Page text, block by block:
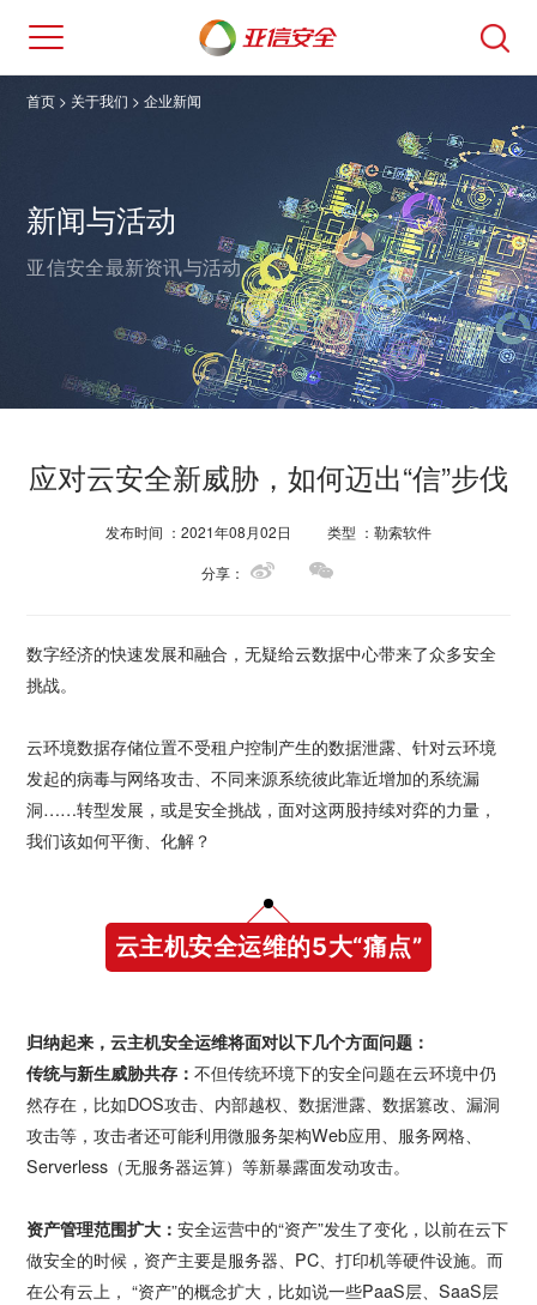
首页 > 关于我们 >企业新闻
新闻与活动
亚信安全最新资讯与活动。
应对云安全新威胁，如何迈出“信”步伐
发布时间 ：2021年08月02日
类型 ：勒索软件
分享：
数字经济的快速发展和融合，无疑给云数据中心带来了众多安全
挑战。
云环境数据存储位置不受租户控制产生的数据泄露、针对云环境
发起的病毒与网络攻击、不同来源系统彼此靠近增加的系统漏
洞……转型发展，或是安全挑战，面对这两股持续对弈的力量，
我们该如何平衡、化解？
云主机安全运维的5大“痛点”
归纳起来，云主机安全运维将面对以下几个方面问题：
传统与新生威胁共存：不但传统环境下的安全问题在云环境中仍
然存在，比如DOS攻击、内部越权、数据泄露、数据篡改、漏洞
攻击等，攻击者还可能利用微服务架构Web应用、服务网格、
Serverless（无服务器运算）等新暴露面发动攻击。
资产管理范围扩大：安全运营中的“资产”发生了变化，以前在云下
做安全的时候，资产主要是服务器、PC、打印机等硬件设施。而
在公有云上， “资产”的概念扩大，比如说一些PaaS层、SaaS层